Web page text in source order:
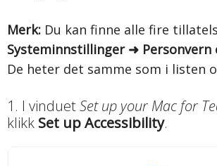
Merk: Du kan finne alle fire
Systeminnstillinger ➜ Personvern
De heter det samme som i listen
1. I vinduetSet up your Mac for
klikk Set up Accessibility.